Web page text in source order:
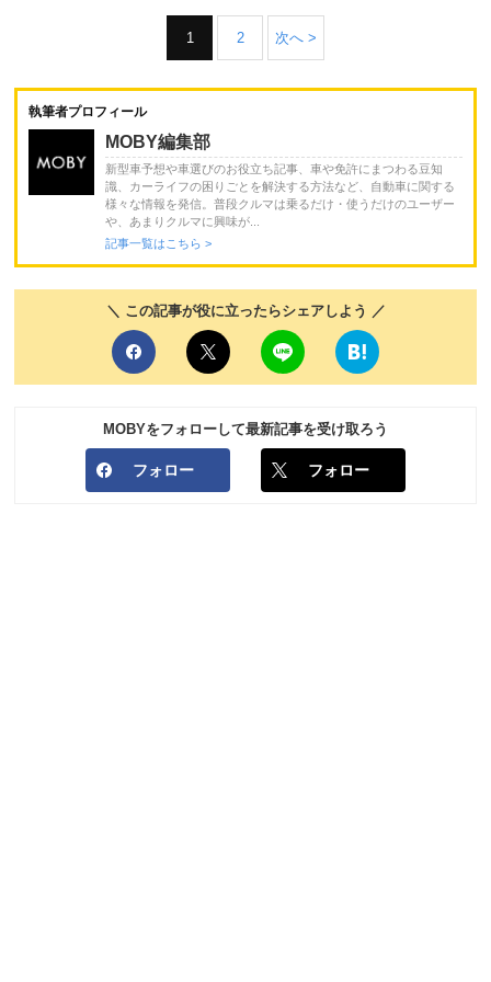
1 2 次へ >
執筆者プロフィール
MOBY編集部
新型車予想や車選びのお役立ち記事、車や免許にまつわる豆知
識、カーライフの困りごとを解決する方法など、自動車に関する
様々な情報を発信。普段クルマは乗るだけ・使うだけのユーザー
や、あまりクルマに興味が...
記事一覧はこちら >
＼ この記事が役に立ったらシェアしよう ／
MOBYをフォローして最新記事を受け取ろう
フォロー フォロー